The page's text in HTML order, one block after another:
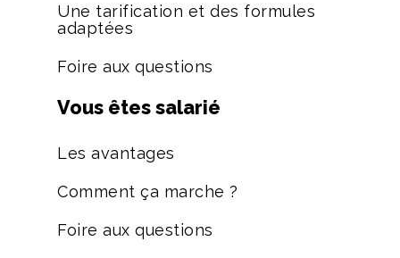
Une tarification et des formules
adaptées
Foire aux questions
Vous êtes salarié
Les avantages
Comment ça marche ?
Foire aux questions